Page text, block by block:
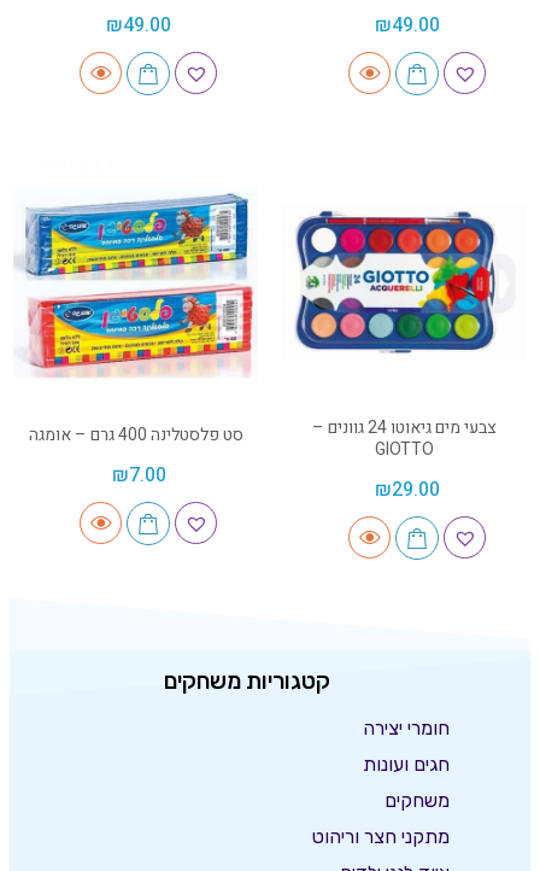
₪49.00
₪49.00
צבעי מים גיאוטו 24 גוונים –
GIOTTO
₪29.00
סט פלסטלינה 400 גרם – אומגה
₪7.00
קטגוריות משחקים
חומרי יצירה
חגים ועונות
משחקים
מתקני חצר וריהוט